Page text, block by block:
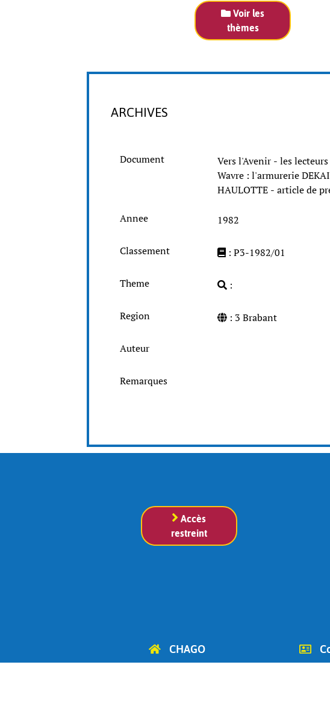
Voir les
thèmes
ARCHIVES
Document
Vers l'Avenir - les
Wavre : l'armurerie
HAULOTTE - article de
Annee 1982
Classement : P3-1982/01
Theme :
Region : 3 Brabant
Auteur
Remarques
Accès
restreint
CHAGO